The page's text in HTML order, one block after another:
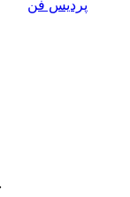
پردیس فن